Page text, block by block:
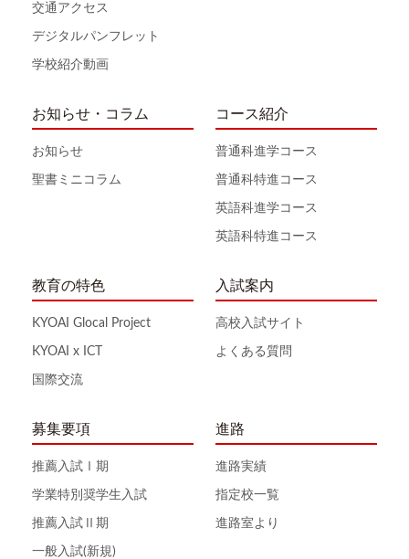
交通アクセス
デジタルパンフレット
学校紹介動画
お知らせ・コラム
お知らせ
聖書ミニコラム
コース紹介
普通科進学コース
普通科特進コース
英語科進学コース
英語科特進コース
教育の特色
KYOAI Glocal Project
KYOAI x ICT
国際交流
入試案内
高校入試サイト
よくある質問
募集要項
推薦入試Ⅰ期
学業特別奨学生入試
推薦入試Ⅱ期
一般入試(新規)
進路
進路実績
指定校一覧
進路室より